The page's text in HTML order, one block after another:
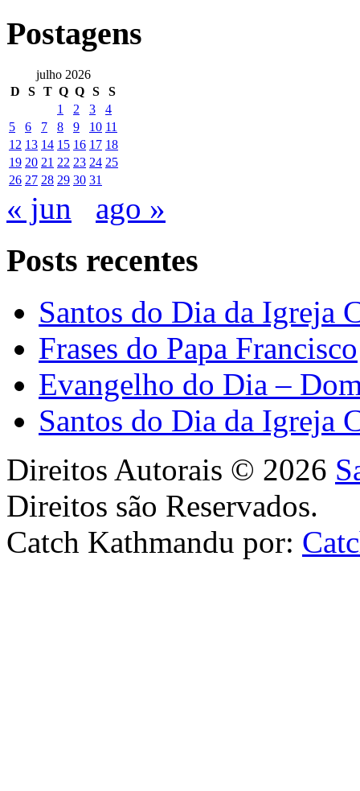
Postagens
julho 2026
D
S T Q Q S
S
1
2 3
4
5
6 7 8 9 10 11
12 13 14 15 16 17 18
19 20 21 22 23 24 25
26 27 28 29 30 31
« jun ago »
Posts recentes
Santos do Dia da Igreja
Frases do Papa Francisco
Evangelho do Dia –
Santos do Dia da Igreja
Direitos Autorais © 2026
Direitos são Reservados.
Catch Kathmandu por: